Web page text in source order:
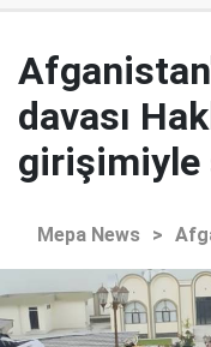
davası
girişimiyle
Mepa News >